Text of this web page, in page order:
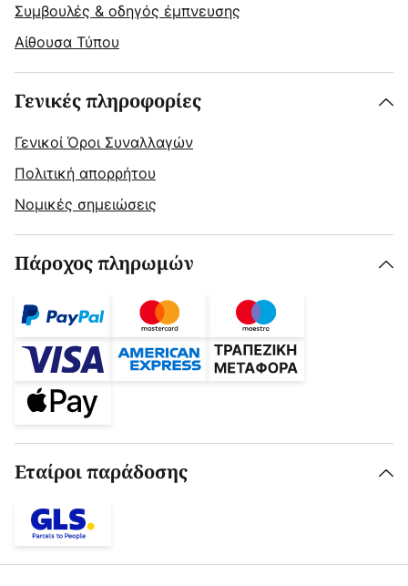
Συμβουλές & οδηγός έμπνευσης
Αίθουσα Τύπου
Γενικές πληροφορίες
Γενικοί Όροι Συναλλαγών
Πολιτική απορρήτου
Νομικές σημειώσεις
Πάροχος πληρωμών
Εταίροι παράδοσης